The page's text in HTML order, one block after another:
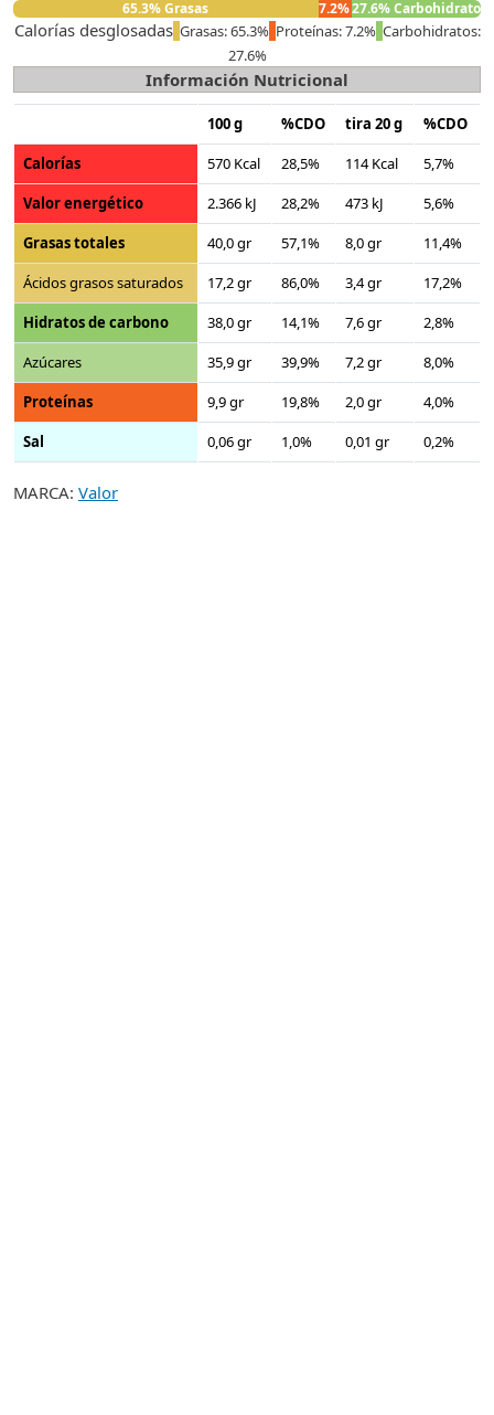
65.3% Grasas 7.2% Proteínas
27.6% Carbohidratos
Calorías desglosadas Grasas: 65.3% Proteínas: 7.2% Carbohidratos:
27.6%
Información Nutricional
100 g %CDO tira 20 g
%CDO
Calorías
570 Kcal 28,5% 114 Kcal
5,7%
Valor energético
2.366 kJ 28,2% 473 kJ
5,6%
Grasas totales
40,0 gr 57,1% 8,0 gr
11,4%
Ácidos grasos saturados
17,2 gr 86,0% 3,4 gr
17,2%
Hidratos de carbono
38,0 gr 14,1% 7,6 gr
2,8%
Azúcares
35,9 gr 39,9% 7,2 gr
8,0%
Proteínas
9,9 gr 19,8% 2,0 gr
4,0%
Sal
0,06 gr 1,0% 0,01 gr 0,2%
MARCA: Valor